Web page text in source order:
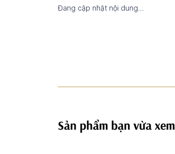
Đang cập nhật nội dung...
Sản phẩm bạn vừa xem